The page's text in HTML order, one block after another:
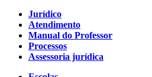
Jurídico
Atendimento
Manual do Professor
Processos
Assessoria jurídica